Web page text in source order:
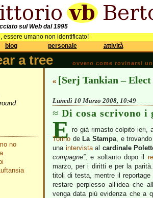
sul Web dal 1995
essere umano non identificato!
blog personale attività
a tree ovvero come rovinarsi
no
« [Serj Tankian – Elect
Lunedì 10 Marzo 2008, 10:49
Di cosa scrivono i
E ro già rimasto colpito ieri,
Torino de La Stampa, e
una intervistaal cardinale
compagne”; e soltanto dopo il
marzo, per i diritti e per la
titoli di testa, mentre il
restare perplesso all’idea che
venga data più evidenza che a